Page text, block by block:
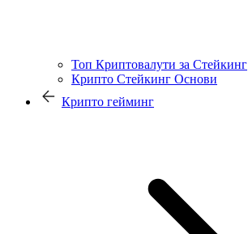
Топ Криптовалути за Стейкинг
Крипто Стейкинг Основи
Крипто гейминг